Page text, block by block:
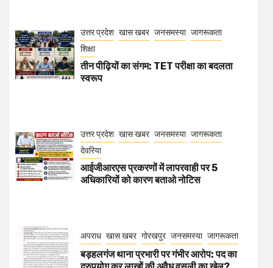
उत्तर प्रदेश खास खबर जनसमस्या जागरूकता
शिक्षा
तीन पीढ़ियों का संगम: TET परीक्षा का बदलता
स्वरूप
उत्तर प्रदेश खास खबर जनसमस्या जागरूकता
देवरिया
आईजीआरएस प्रकरणों में लापरवाही पर 5
अधिकारियों को कारण बताओ नोटिस
अपराध खास खबर गोरखपुर जनसमस्या जागरूकता
बड़हलगंज थाना प्रभारी पर गंभीर आरोप: पद का